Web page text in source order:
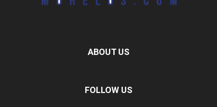
ABOUT US
FOLLOW US